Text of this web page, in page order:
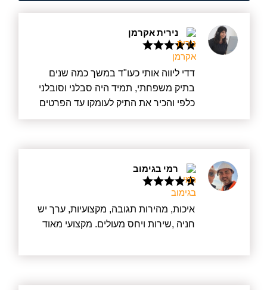
נירית אקרמן
דדי ליווה אותי כעו"ד במשך כמה שנים
בתיק משפחתי, תמיד היה סבלני וסובלני
כלפי והכיר את התיק לעומקו עד הפרטים
הקטנים ביותר. דדי הינו בעל חשיבה
ובאמת רצה לעזור מכל הלב. דדי מעדכן
מיד בכל פרט חדש ועובד בשקיפות מלאה.
בנוסף, הוא אדם ישר וטוב לב ויודע היטב
להילחם על זכויות הלקוח. אם יש סטיגמה
על עורכי דין שרוצים רק כסף – אצל דדי זה
לא כך, הוא באמת רוצה לעזור, קודם כל
רמי בגימוב
איכות, מהירות תגובה, מקצועיות, ערך יש
חניה ,שירות ויחס מעולים. מקצועי מאוד